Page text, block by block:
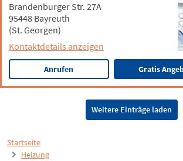
Startseite
Heizung
Brandenburger Str. 27A
95448 Bayreuth
(St. Georgen)
Kontaktdetails anzeigen
Anrufen Gratis
Weitere Einträge laden